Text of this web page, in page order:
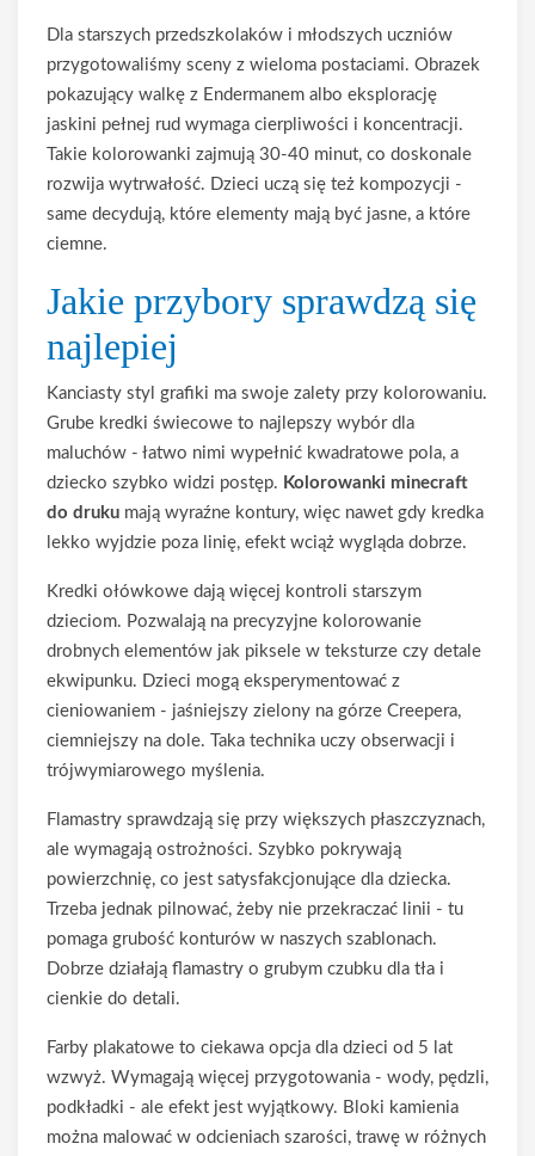
Dla starszych przedszkolaków i młodszych uczniów
przygotowaliśmy sceny z wieloma postaciami. Obrazek
pokazujący walkę z Endermanem albo eksplorację
jaskini pełnej rud wymaga cierpliwości i koncentracji.
Takie kolorowanki zajmują 30-40 minut, co doskonale
rozwija wytrwałość. Dzieci uczą się też kompozycji -
same decydują, które elementy mają być jasne, a które
ciemne.
Jakie przybory sprawdzą się
najlepiej
Kanciasty styl grafiki ma swoje zalety przy kolorowaniu.
Grube kredki świecowe to najlepszy wybór dla
maluchów - łatwo nimi wypełnić kwadratowe pola, a
dziecko szybko widzi postęp. Kolorowanki minecraft
do druku mają wyraźne kontury, więc nawet gdy kredka
lekko wyjdzie poza linię, efekt wciąż wygląda dobrze.
Kredki ołówkowe dają więcej kontroli starszym
dzieciom. Pozwalają na precyzyjne kolorowanie
drobnych elementów jak piksele w teksturze czy detale
ekwipunku. Dzieci mogą eksperymentować z
cieniowaniem - jaśniejszy zielony na górze Creepera,
ciemniejszy na dole. Taka technika uczy obserwacji i
trójwymiarowego myślenia.
Flamastry sprawdzają się przy większych płaszczyznach,
ale wymagają ostrożności. Szybko pokrywają
powierzchnię, co jest satysfakcjonujące dla dziecka.
Trzeba jednak pilnować, żeby nie przekraczać linii - tu
pomaga grubość konturów w naszych szablonach.
Dobrze działają flamastry o grubym czubku dla tła i
cienkie do detali.
Farby plakatowe to ciekawa opcja dla dzieci od 5 lat
wzwyż. Wymagają więcej przygotowania - wody, pędzli,
podkładki - ale efekt jest wyjątkowy. Bloki kamienia
można malować w odcieniach szarości, trawę w różnych